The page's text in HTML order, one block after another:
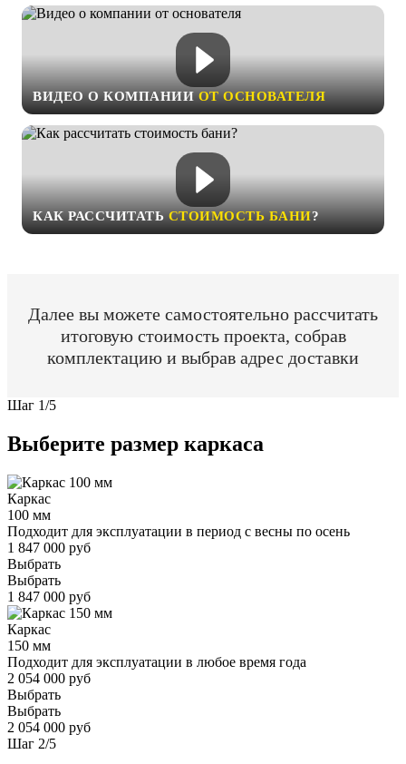
ВИДЕО О КОМПАНИИОТ ОСНОВАТЕЛЯ
КАК РАССЧИТАТЬСТОИМОСТЬ БАНИ?
Далее вы можете самостоятельно рассчитать
итоговую стоимость проекта, собрав
комплектацию и выбрав адрес доставки
Шаг 1/5
Выберите размер каркаса
Каркас
100 мм
Подходит для эксплуатации в период с весны по осень
1 847 000 руб
Выбрать
Выбрать
1 847 000 руб
Каркас
150 мм
Подходит для эксплуатации в любое время года
2 054 000 руб
Выбрать
Выбрать
2 054 000 руб
Шаг 2/5